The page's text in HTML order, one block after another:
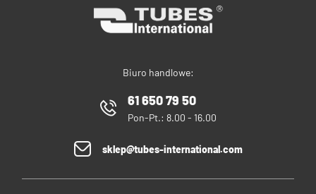
Biuro handlowe:
61 650 79 50
Pon-Pt.: 8.00 - 16.00
sklep@tubes-international.com